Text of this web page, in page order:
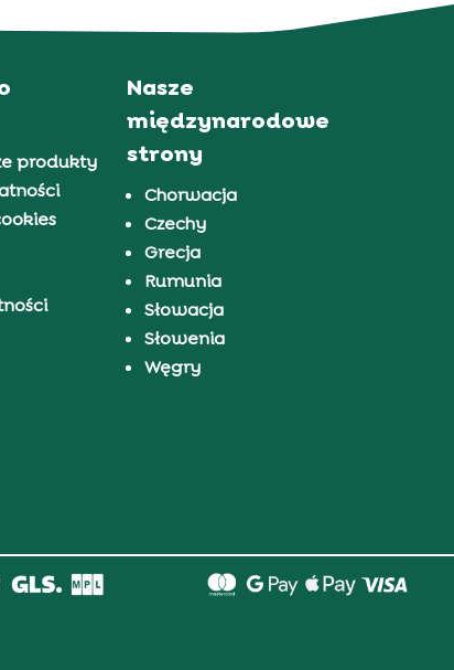
produkty
Nasze
międzynarodowe
strony
Chorwacja
Czechy
Grecja
Rumunia
Słowacja
Słowenia
Węgry